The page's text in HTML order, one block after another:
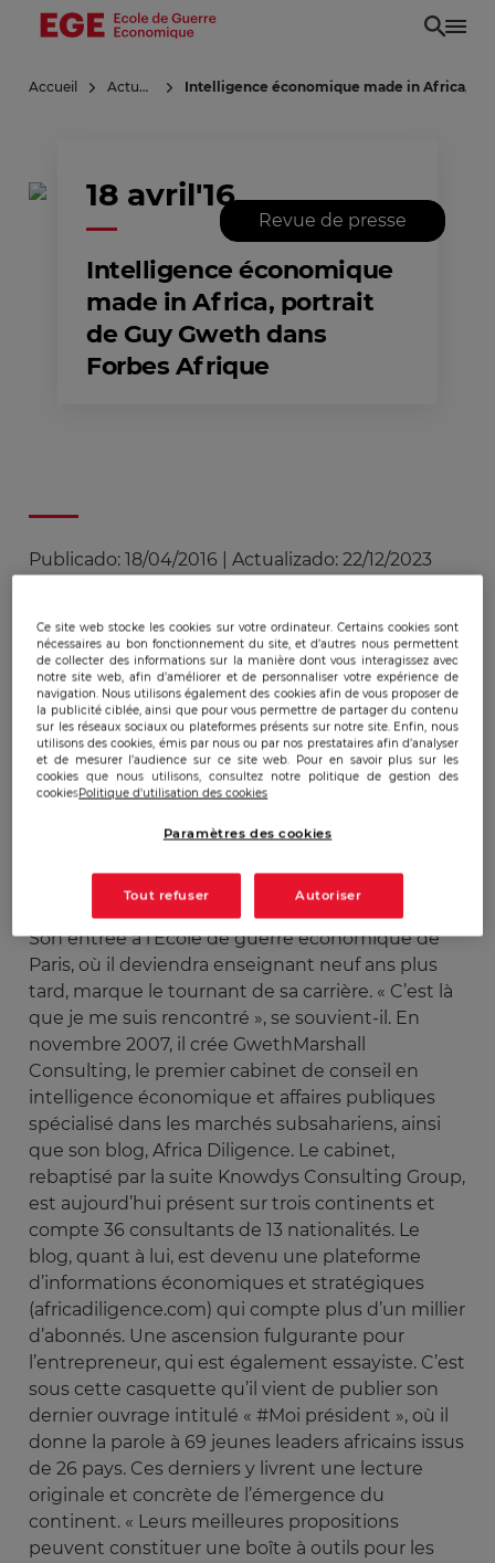
Aller
principal
Accueil Actualités Intelligence économique made in Africa,
18 avril'16
Intelligence économique
made in Africa, portrait
de Guy Gweth dans
Forbes Afrique
Revue de presse
Publicado: 18/04/2016 Actualizado: 22/12/2023
Guy Gweth, enseignant EGE et diplômé de
l’EGE, fondateur deKnowdys Consulting
Group, auteur de «#Moi président», accorde un
entretien à Forbes Afrique. Il y fait un bel
hommage à notre Ecole.
Tournant décisif
Son entrée à l’École de guerre économique de
Paris, où il deviendra enseignant neuf ans plus
tard, marque le tournant de sa carrière. « C’est là
que je me suis rencontré », se souvient-il. En
novembre 2007, il crée GwethMarshall
Consulting, le premier cabinet de conseil en
intelligence économique et affaires publiques
spécialisé dans les marchés subsahariens, ainsi
que son blog, Africa Diligence. Le cabinet,
rebaptisé par la suite Knowdys Consulting Group,
est aujourd’hui présent sur trois continents et
compte 36 consultants de 13 nationalités. Le
blog, quant à lui, est devenu une plateforme
d’informations économiques et stratégiques
(africadiligence.com) qui compte plus d’un millier
d’abonnés. Une ascension fulgurante pour
l’entrepreneur, qui est également essayiste. C’est
sous cette casquette qu’il vient de publier son
dernier ouvrage intitulé « #Moi président », où il
donne la parole à 69 jeunes leaders africains issus
de 26 pays. Ces derniers y livrent une lecture
originale et concrète de l’émergence du
continent. « Leurs meilleures propositions
peuvent constituer une boîte à outils pour les
Ce site web stocke les cookies sur votre ordinateur. Certains cookies sont
nécessaires au bon fonctionnement du site, et d’autres nous permettent
de collecter des informations sur la manière dont vous interagissez avec
notre site web, afin d’améliorer et de personnaliser votre expérience de
navigation. Nous utilisons également des cookies afin de vous proposer de
la publicité ciblée, ainsi que pour vous permettre de partager du contenu
sur les réseaux sociaux ou plateformes présents sur notre site. Enfin, nous
utilisons des cookies, émis par nous ou par nos prestataires afin d’analyser
et de mesurer l’audience sur ce site web. Pour en savoir plus sur les
cookies que nous utilisons, consultez notre politique de gestion des
cookiesPolitique d'utilisation des cookies
Paramètres des cookies
Tout refuser Autoriser